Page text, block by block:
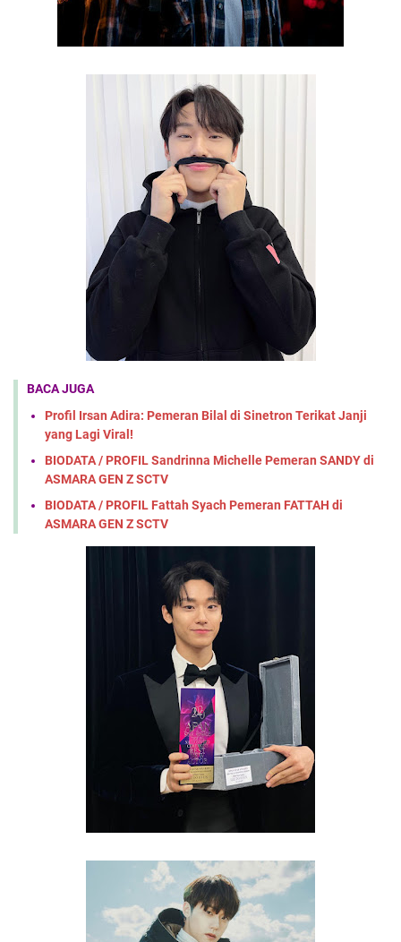
BACA JUGA
Profil Irsan Adira: Pemeran Bilal di Sinetron Terikat Janji
yang Lagi Viral!
BIODATA / PROFIL Sandrinna Michelle Pemeran SANDY di
ASMARA GEN Z SCTV
BIODATA / PROFIL Fattah Syach Pemeran FATTAH di
ASMARA GEN Z SCTV